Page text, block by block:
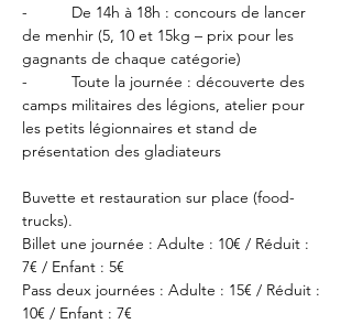
-          De 14h à 18h : concours de lancer
de menhir (5, 10 et 15kg – prix pour les
gagnants de chaque catégorie)
-          Toute la journée : découverte des
camps militaires des légions, atelier pour
les petits légionnaires et stand de
présentation des gladiateurs
Buvette et restauration sur place (food-
trucks).
Billet une journée : Adulte : 10€ / Réduit :
7€ / Enfant : 5€
Pass deux journées : Adulte : 15€ / Réduit :
10€ / Enfant : 7€